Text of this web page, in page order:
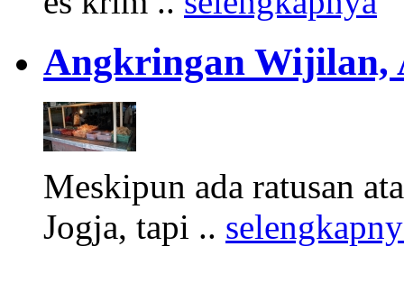
Angkringan Wijilan,
Meskipun ada ratusan
Jogja, tapi ..